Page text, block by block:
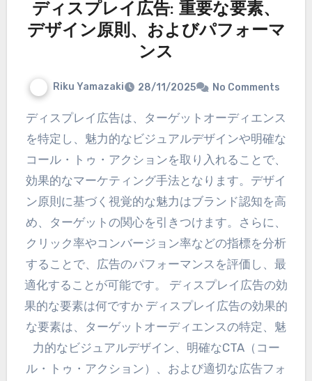
ディスプレイ広告: 重要な要素、
デザイン原則、およびパフォーマ
ンス
Riku Yamazaki 28/11/2025 No Comments
ディスプレイ広告は、ターゲットオーディエンス
を特定し、魅力的なビジュアルデザインや明確な
コール・トゥ・アクションを取り入れることで、
効果的なマーケティング手法となります。デザイ
ン原則に基づく視覚的な魅力はブランド認知を高
め、ターゲットの関心を引きつけます。さらに、
クリック率やコンバージョン率などの指標を分析
することで、広告のパフォーマンスを評価し、最
適化することが可能です。 ディスプレイ広告の効
果的な要素は何ですか ディスプレイ広告の効果的
な要素は、ターゲットオーディエンスの特定、魅
力的なビジュアルデザイン、明確なCTA（コー
ル・トゥ・アクション）、および適切な広告フォ